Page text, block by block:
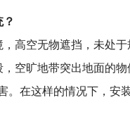
高空无物遮挡，未处
空旷地带突出地面的
。在这样的情况下，安